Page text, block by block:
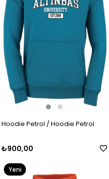
Hoodie Petrol / Hoodie Petrol
₺900,00
Yeni